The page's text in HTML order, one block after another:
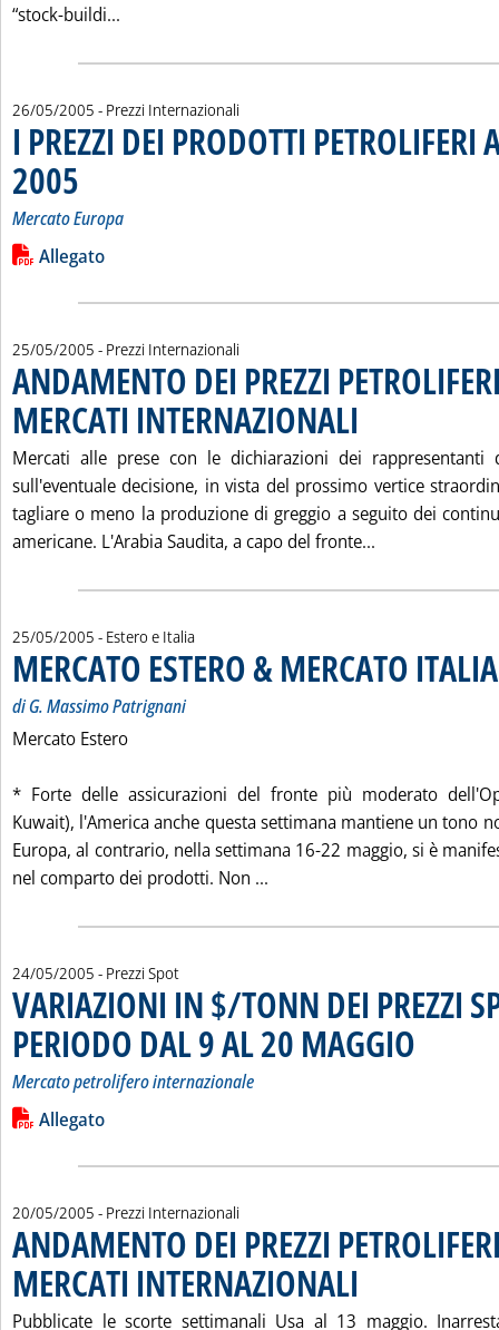
“stock-buildi...
26/05/2005 - Prezzi Internazionali
I PREZZI DEI PRODOTTI PETROLIFERI
2005
Mercato Europa
Leggi tutta la notizia: 'I PREZZI DEI PRODOTTI PETROLIFERI
Lista allegati PDF alla notizia
Allegato
25/05/2005 - Prezzi Internazionali
ANDAMENTO DEI PREZZI
MERCATI INTERNAZIONALI
Mercati alle prese con le dichiarazioni dei rappresentanti
sull'eventuale decisione, in vista del prossimo vertice
tagliare o meno la produzione di greggio a seguito dei
americane. L'Arabia Saudita, a capo del fronte...
25/05/2005 - Estero e Italia
MERCATO ESTERO & MERCATO ITALIA
di G. Massimo Patrignani
Mercato Estero
* Forte delle assicurazioni del fronte più moderato
Kuwait), l'America anche questa settimana mantiene un tono
Europa, al contrario, nella settimana 16-22 maggio, si è
nel comparto dei prodotti. Non ...
24/05/2005 - Prezzi Spot
VARIAZIONI IN $/TONN DEI PREZZI
PERIODO DAL 9 AL 20 MAGGIO
Mercato petrolifero internazionale
Leggi tutta la notizia: 'VARIAZIONI IN $/TONN DEI PREZZI
Lista allegati PDF alla notizia
Allegato
20/05/2005 - Prezzi Internazionali
ANDAMENTO DEI PREZZI
MERCATI INTERNAZIONALI
Pubblicate le scorte settimanali Usa al 13 maggio.